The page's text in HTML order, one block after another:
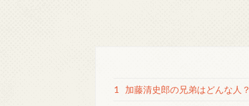
1 加藤清史郎の兄弟はどんな人？